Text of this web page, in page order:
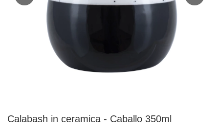
Calabash in ceramica - Caballo 350ml